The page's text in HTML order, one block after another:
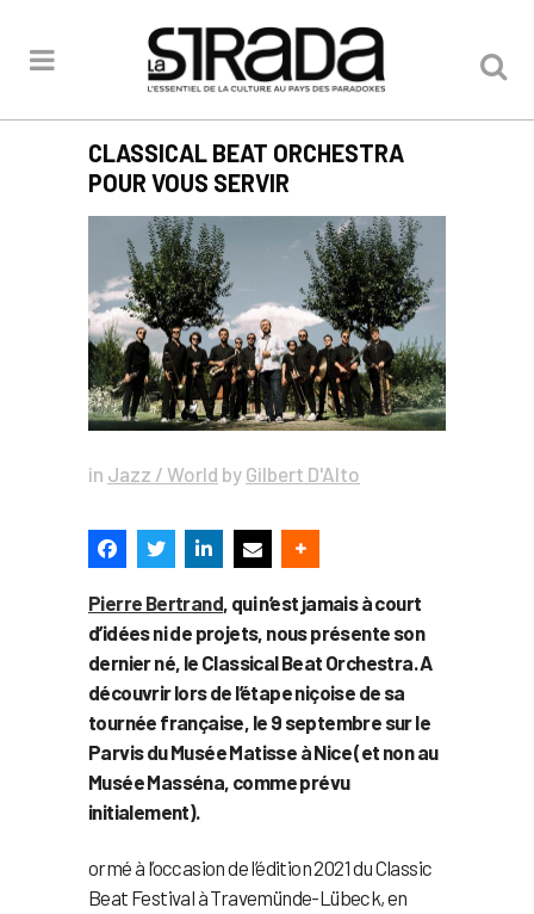
CLASSICAL BEAT ORCHESTRA
POUR VOUS SERVIR
in Jazz / World by Gilbert D'Alto
Pierre Bertrand, qui n’est jamais à court
d’idées ni de projets, nous présente son
dernier né, le Classical Beat Orchestra. A
découvrir lors de l’étape niçoise de sa
tournée française, le 9 septembre sur le
Parvis du Musée Matisse à Nice (et non au
Musée Masséna, comme prévu
initialement).
ormé à l’occasion de l’édition 2021 du Classic
Beat Festival à Travemünde-Lübeck, en